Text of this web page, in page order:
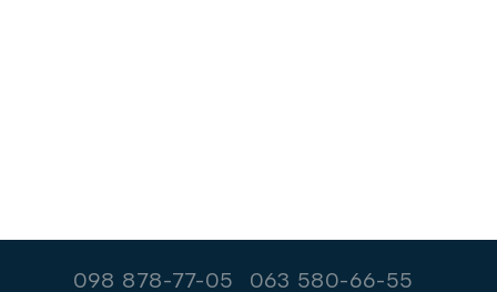
098 878-77-05
063 580-66-55